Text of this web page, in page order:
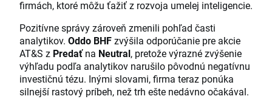
firmách, ktoré môžu ťažiť z rozvoja umelej inteligencie.
Pozitívne správy zároveň zmenili pohľad časti
analytikov. Oddo BHFzvýšila odporúčanie pre akcie
AT&S z Predaťna Neutral, pretože výrazné zvýšenie
výhľadu podľa analytikov narušilo pôvodnú negatívnu
investičnú tézu. Inými slovami, firma teraz ponúka
silnejší rastový príbeh, než trh ešte nedávno očakával.